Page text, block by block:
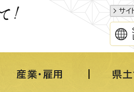
サイ
産業・雇用 県土